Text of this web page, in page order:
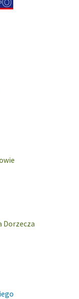
Dorzecza